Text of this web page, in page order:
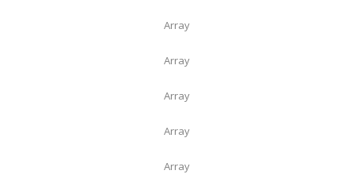
Array
Array
Array
Array
Array